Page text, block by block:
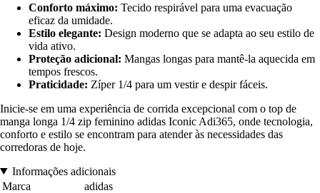
Conforto máximo: Tecido respirável para uma evacuação
eficaz da umidade.
Estilo elegante: Design moderno que se adapta ao seu estilo de
vida ativo.
Proteção adicional: Mangas longas para mantê-la aquecida em
tempos frescos.
Praticidade: Zíper 1/4 para um vestir e despir fáceis.
Inicie-se em uma experiência de corrida excepcional com o top de
manga longa 1/4 zip feminino adidas Iconic Adi365, onde tecnologia,
conforto e estilo se encontram para atender às necessidades das
corredoras de hoje.
Informações adicionais
Marca
adidas